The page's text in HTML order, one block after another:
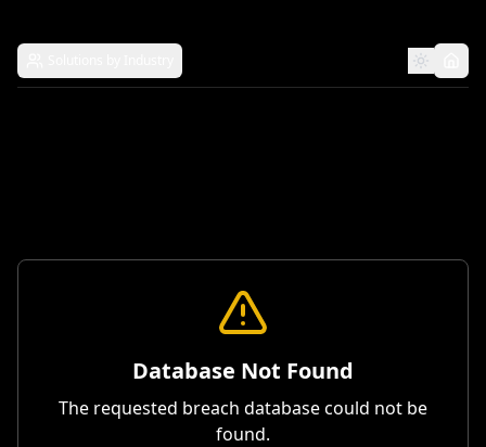
Database Not Found
The requested breach database could not be
found.